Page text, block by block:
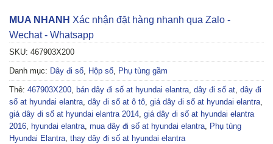
MUA NHANH Xác nhận đặt hàng nhanh qua Zalo -
Wechat - Whatsapp
SKU: 467903X200
Danh mục: Dây đi số, Hộp số, Phụ tùng gầm
Thẻ: 467903X200, bán dây đi số at hyundai elantra, dây đi số at, dây đi
số at hyundai elantra, dây đi số at ô tô, giá dây đi số at hyundai elantra,
giá dây đi số at hyundai elantra 2014, giá dây đi số at hyundai elantra
2016, hyundai elantra, mua dây đi số at hyundai elantra, Phụ tùng
Hyundai Elantra, thay dây đi số at hyundai elantra